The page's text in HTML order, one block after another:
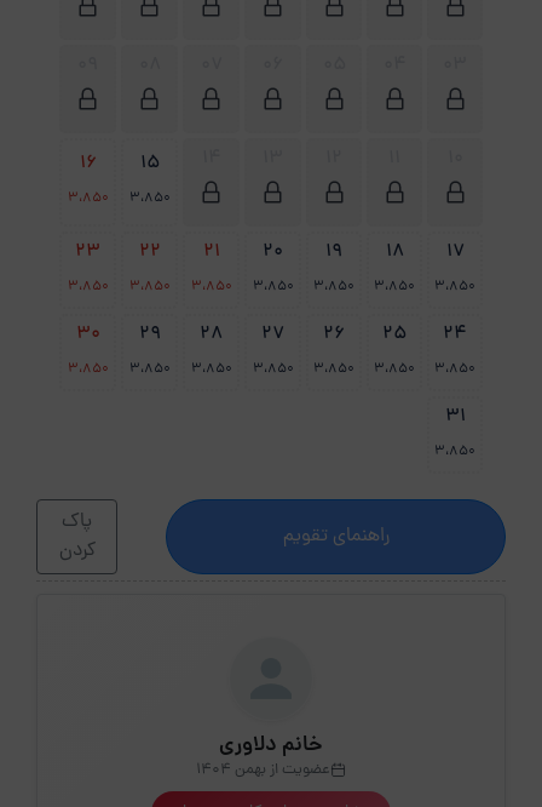
15
3،850
16
3،850
17
3،850
18
3،850
19
3،850
20
3،850
21
3،850
22
3،850
23
3،850
24
3،850
25
3،850
26
3،850
27
3،850
28
3،850
29
3،850
30
3،850
31
3،850
راهنمای تقویم
پاک
کردن
خانم دلاوری
عضویت از بهمن 1404